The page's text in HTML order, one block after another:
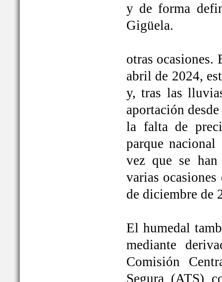
y de forma
Gigüela.
otras ocasiones.
abril de 2024,
y, tras las
aportación
la falta de
parque
vez que se
varias
de diciembre de
El humedal
mediante
Comisión
Segura (ATS)